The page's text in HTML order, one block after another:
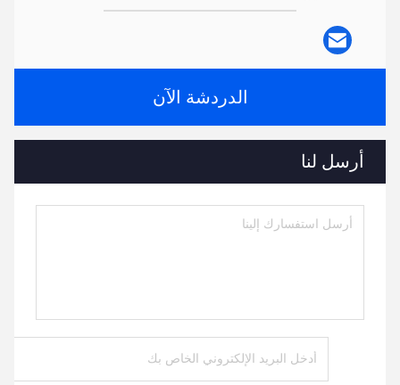
الدردشة الآن
أرسل لنا